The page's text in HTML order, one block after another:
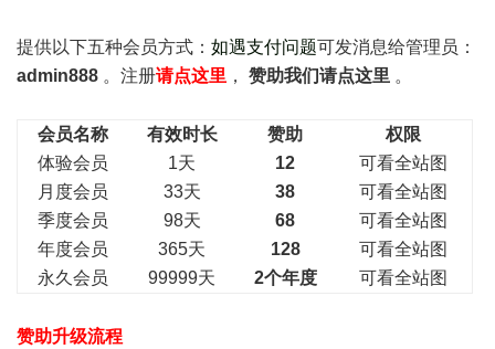
提供以下五种会员方式： 如遇支付问题可发消息给管理员：
admin888 。注册请点这里 ， 赞助我们请点这里 。
会员名称 有效时长 赞助
权限
体验会员
1天 12
可看全站图
月度会员
33天 38
可看全站图
季度会员
98天 68
可看全站图
年度会员
365天 128
可看全站图
永久会员
99999天 2个年度 可看全站图
赞助升级流程